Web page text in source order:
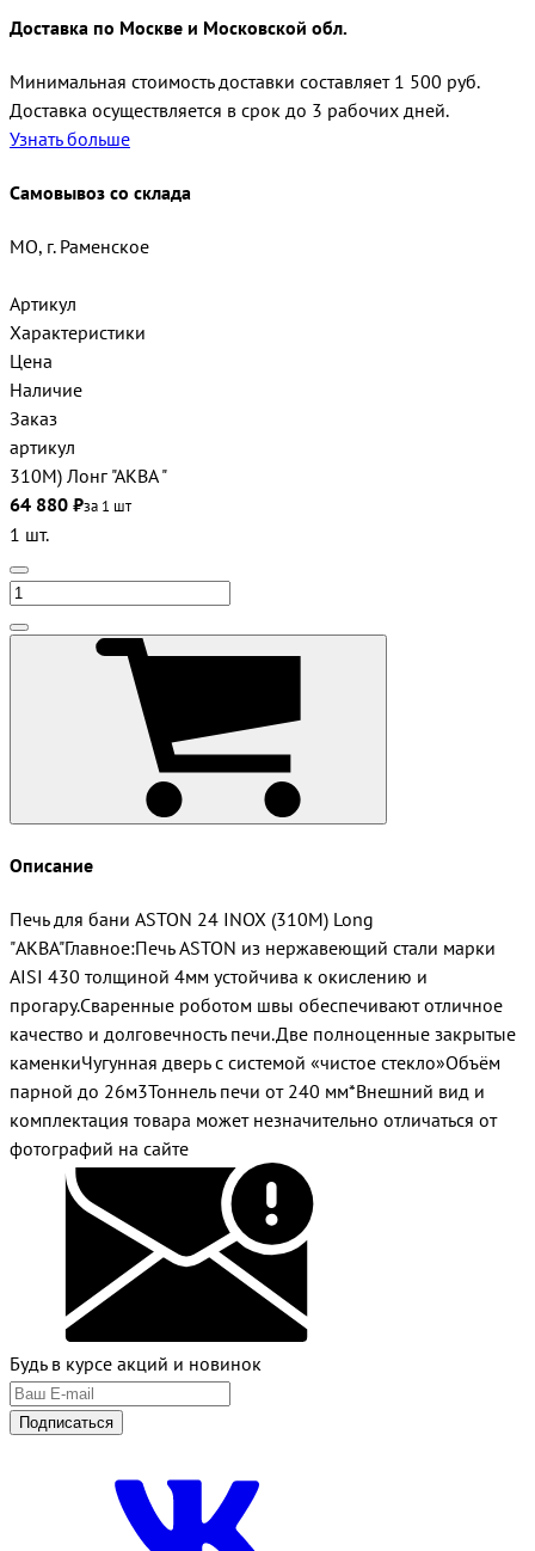
Доставка по Москве и Московской обл.
Минимальная стоимость доставки составляет 1 500 руб.
Доставка осуществляется в срок до 3 рабочих дней.
Узнать больше
Самовывоз со склада
МО, г. Раменское
Артикул
Характеристики
Цена
Наличие
Заказ
артикул
310М) Лонг "АКВА "
64 880 ₽за 1 шт
1 шт.
Описание
Печь для бани ASTON 24 INOX (310М) Long
"АКВА"Главное:Печь ASTON из нержавеющий стали марки
AISI 430 толщиной 4мм устойчива к окислению и
прогару.Сваренные роботом швы обеспечивают отличное
качество и долговечность печи.Две полноценные закрытые
каменкиЧугунная дверь с системой «чистое стекло»Объём
парной до 26м3Тоннель печи от 240 мм*Внешний вид и
комплектация товара может незначительно отличаться от
фотографий на сайте
Будь в курсе акций и новинок
Подписаться